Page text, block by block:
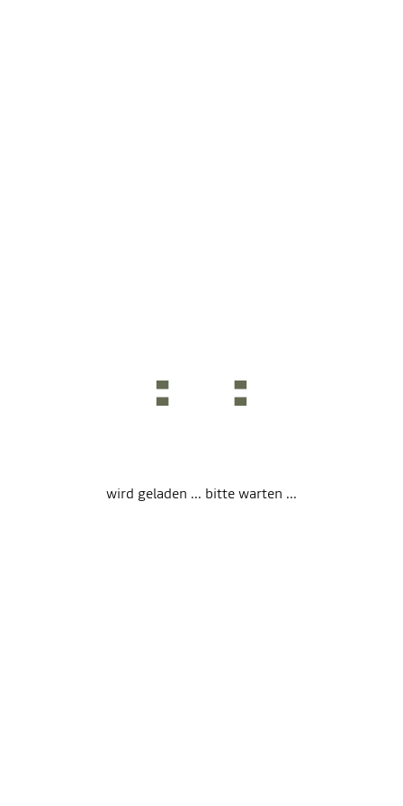
wird geladen ... bitte warten ...